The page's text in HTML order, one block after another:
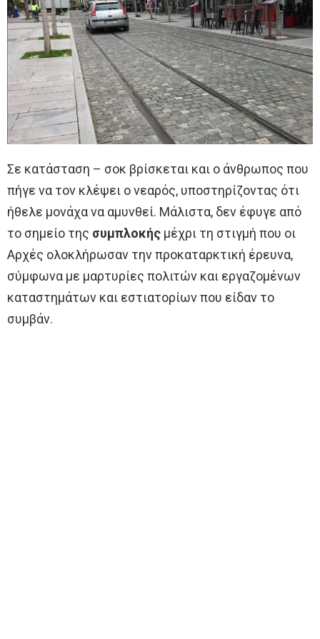
Σε κατάσταση – σοκ βρίσκεται και ο άνθρωπος που
πήγε να τον κλέψει ο νεαρός, υποστηρίζοντας ότι
ήθελε μονάχα να αμυνθεί. Μάλιστα, δεν έφυγε από
το σημείο της συμπλοκής μέχρι τη στιγμή που οι
Αρχές ολοκλήρωσαν την προκαταρκτική έρευνα,
σύμφωνα με μαρτυρίες πολιτών και εργαζομένων
καταστημάτων και εστιατορίων που είδαν το
συμβάν.